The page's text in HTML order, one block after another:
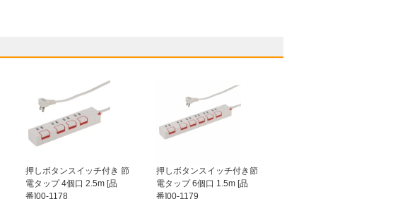
押しボタンスイッチ付き 節
電タップ 4個口 2.5m [品
番]00-1178
押しボタンスイッチ付き節
電タップ 6個口 1.5m [品
番]00-1179